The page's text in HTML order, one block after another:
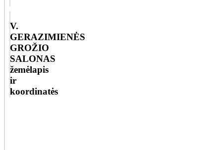
V.
GERAZIMIENĖS
GROŽIO
SALONAS
žemėlapis
ir
koordinatės